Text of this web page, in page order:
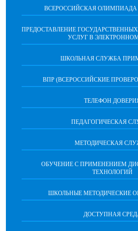
ВСЕРОССИЙСКАЯ
ПРЕДОСТАВЛЕНИЕ
УСЛУГ В
ШКОЛЬНАЯ СЛУЖБА
ВПР (ВСЕРОССИЙСКИЕ
ТЕЛЕФОН
ПЕДАГОГИЧЕСКАЯ
МЕТОДИЧЕСКАЯ
ОБУЧЕНИЕ С ПРИМЕНЕНИЕМ
ТЕХНОЛОГИЙ
ШКОЛЬНЫЕ МЕТОДИЧЕСКИЕ
ДОСТУПНАЯ